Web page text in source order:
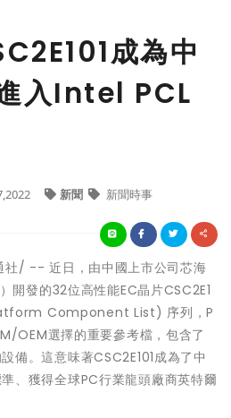
成為中
入Intel PCL
新聞 新聞時事
社/ -- 近日，由中國上市公司芯海
開發的32位高性能EC晶片CSC2E1
Component List) 序列，P
OEM選擇的重要參考檔，包含了
備。這意味著CSC2E101成為了中
、獲得全球PC行業龍頭廠商英特爾